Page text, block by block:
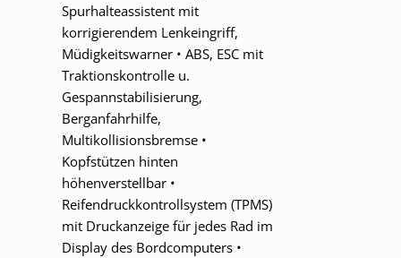
Spurhalteassistent mit
korrigierendem Lenkeingriff,
Müdigkeitswarner • ABS, ESC mit
Traktionskontrolle u.
Gespannstabilisierung,
Berganfahrhilfe,
Multikollisionsbremse •
Kopfstützen hinten
höhenverstellbar •
Reifendruckkontrollsystem (TPMS)
mit Druckanzeige für jedes Rad im
Display des Bordcomputers •